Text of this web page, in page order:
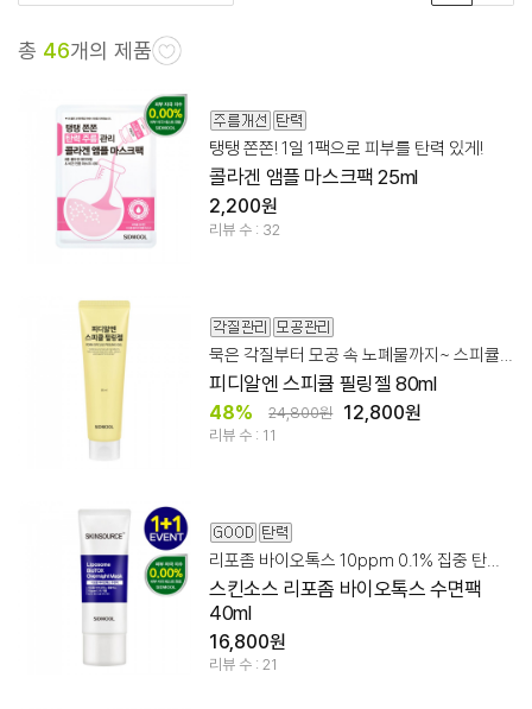
총 46개의 제품
탱탱 쫀쫀! 1일 1팩으로 피부를 탄력 있게!
콜라겐 앰플 마스크팩 25ml
2,200원
리뷰 수 : 32
피디알엔 스피큘 필링젤 80ml
48% 24,800원 12,800원
리뷰 수 : 11
리포좀 바이오톡스 10ppm 0.1% 집중 탄력 숙면팩!
스킨소스 리포좀 바이오톡스 수면팩
40ml
16,800원
리뷰 수 : 21